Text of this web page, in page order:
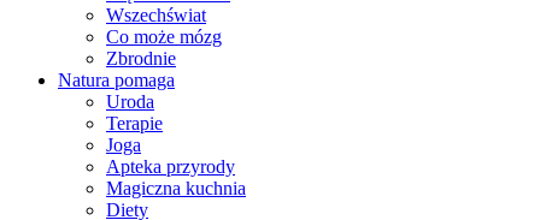
Wszechświat
Co może mózg
Zbrodnie
Natura pomaga
Uroda
Terapie
Joga
Apteka przyrody
Magiczna kuchnia
Diety